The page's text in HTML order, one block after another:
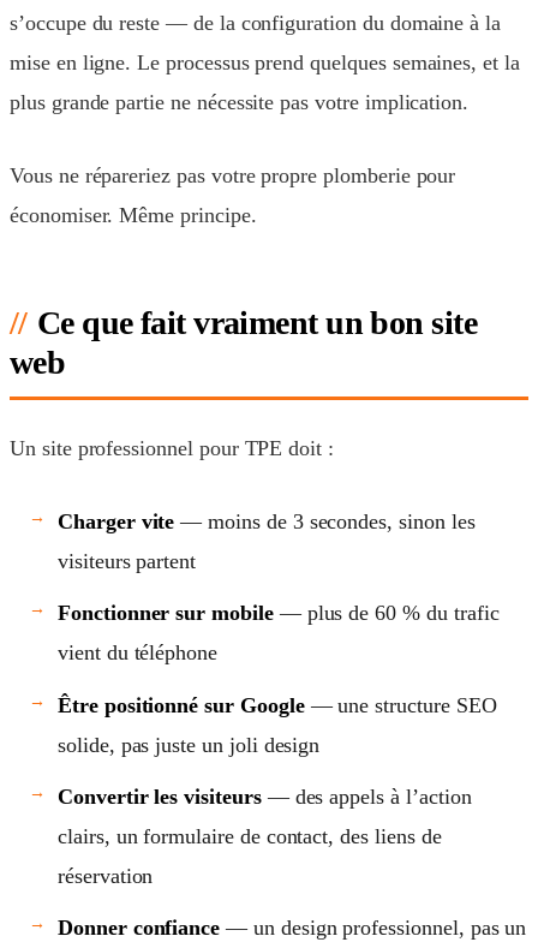
s’occupe du reste — de la configuration du domaine à la
mise en ligne. Le processus prend quelques semaines, et la
plus grande partie ne nécessite pas votre implication.
Vous ne répareriez pas votre propre plomberie pour
économiser. Même principe.
Ce que fait vraiment un bon site
web
Un site professionnel pour TPE doit :
Charger vite — moins de 3 secondes, sinon les
visiteurs partent
Fonctionner sur mobile— plus de 60 % du trafic
vient du téléphone
Être positionné sur Google— une structure SEO
solide, pas juste un joli design
Convertir les visiteurs— des appels à l’action
clairs, un formulaire de contact, des liens de
réservation
Donner confiance — un design professionnel, pas un